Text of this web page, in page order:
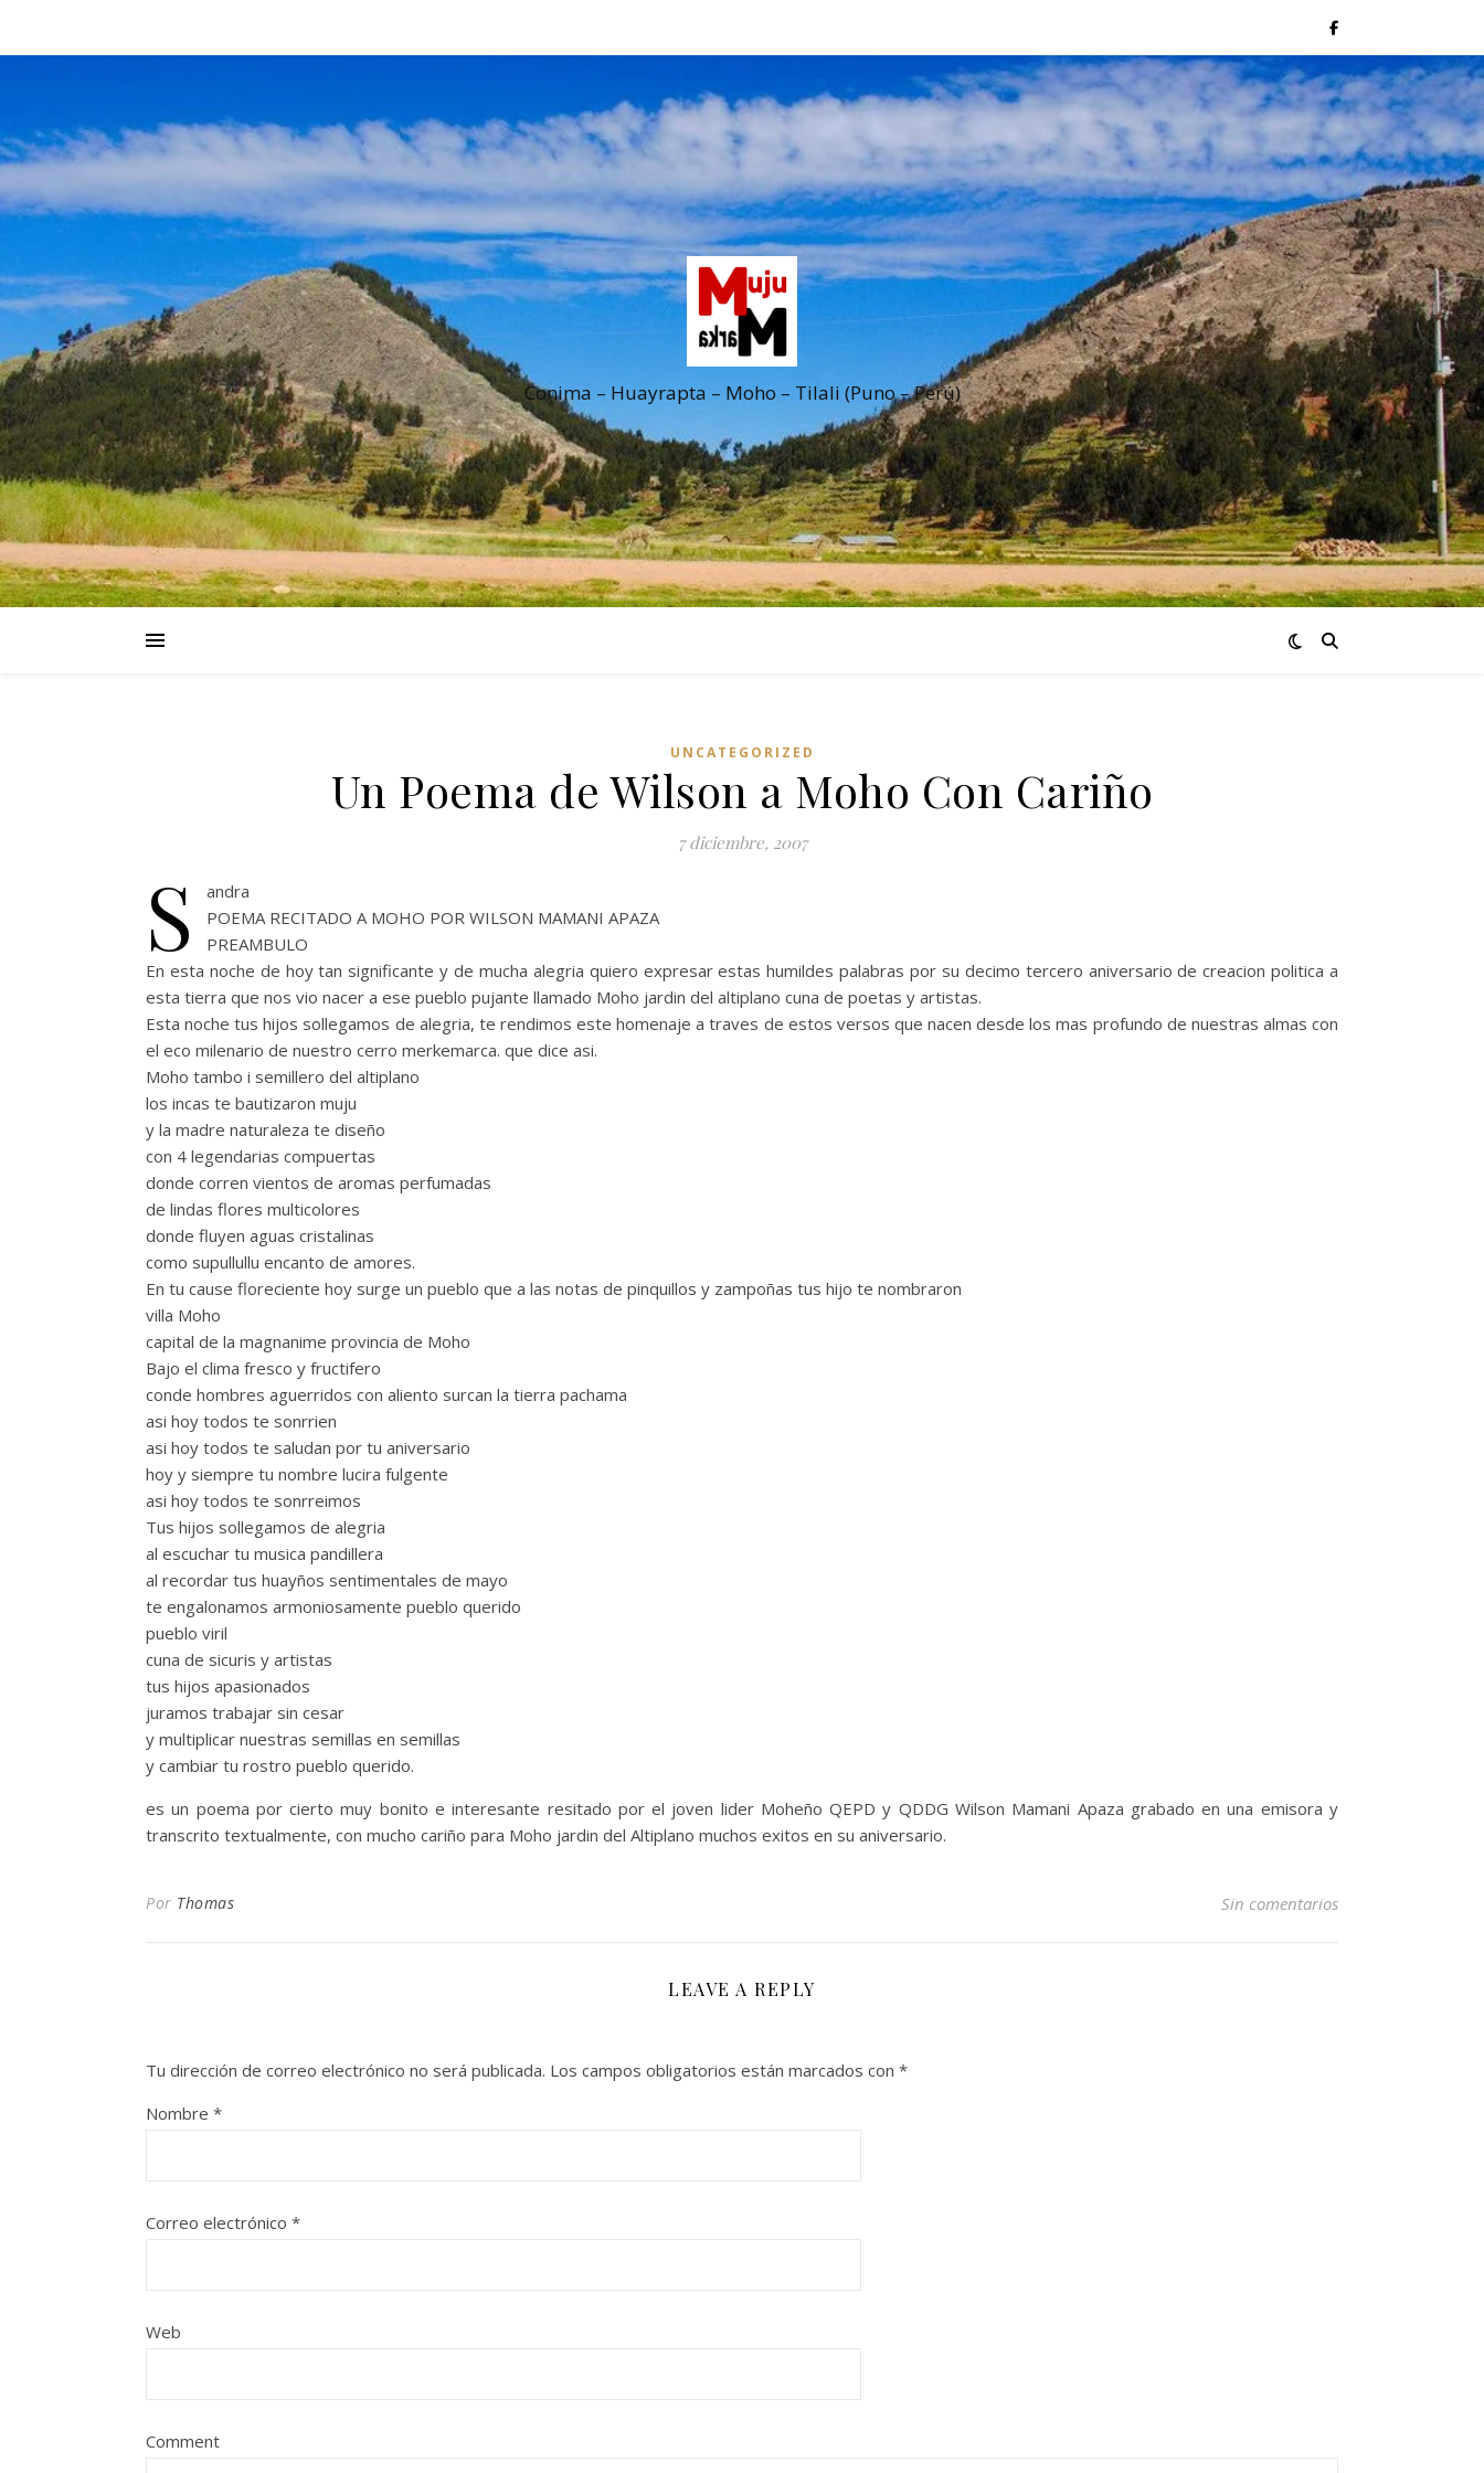
Conima – Huayrapta – Moho – Tilali (Puno – Perú)
UNCATEGORIZED
Un Poema de Wilson a Moho Con Cariño
7 diciembre, 2007
S
andra
POEMA RECITADO A MOHO POR WILSON MAMANI APAZA
PREAMBULO
En esta noche de hoy tan significante y de mucha alegria quiero expresar estas humildes palabras por su decimo tercero aniversario de creacion politica a
esta tierra que nos vio nacer a ese pueblo pujante llamado Moho jardin del altiplano cuna de poetas y artistas.
Esta noche tus hijos sollegamos de alegria, te rendimos este homenaje a traves de estos versos que nacen desde los mas profundo de nuestras almas con
el eco milenario de nuestro cerro merkemarca. que dice asi.
Moho tambo i semillero del altiplano
los incas te bautizaron muju
y la madre naturaleza te diseño
con 4 legendarias compuertas
donde corren vientos de aromas perfumadas
de lindas flores multicolores
donde fluyen aguas cristalinas
como supullullu encanto de amores.
En tu cause floreciente hoy surge un pueblo que a las notas de pinquillos y zampoñas tus hijo te nombraron
villa Moho
capital de la magnanime provincia de Moho
Bajo el clima fresco y fructifero
conde hombres aguerridos con aliento surcan la tierra pachama
asi hoy todos te sonrrien
asi hoy todos te saludan por tu aniversario
hoy y siempre tu nombre lucira fulgente
asi hoy todos te sonrreimos
Tus hijos sollegamos de alegria
al escuchar tu musica pandillera
al recordar tus huayños sentimentales de mayo
te engalonamos armoniosamente pueblo querido
pueblo viril
cuna de sicuris y artistas
tus hijos apasionados
juramos trabajar sin cesar
y multiplicar nuestras semillas en semillas
y cambiar tu rostro pueblo querido.
es un poema por cierto muy bonito e interesante resitado por el joven lider Moheño QEPD y QDDG Wilson Mamani Apaza grabado en una emisora y
transcrito textualmente, con mucho cariño para Moho jardin del Altiplano muchos exitos en su aniversario.
Por Thomas Sin comentarios
LEAVE A REPLY
Tu dirección de correo electrónico no será publicada. Los campos obligatorios están marcados con *
Nombre *
Correo electrónico *
Web
Comment